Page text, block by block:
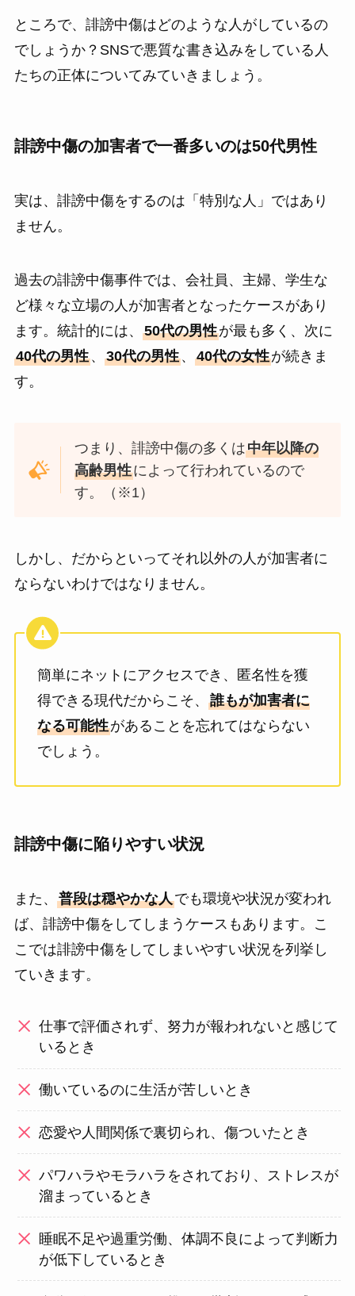
ところで、誹謗中傷はどのような人がしているの
でしょうか？SNSで悪質な書き込みをしている人
たちの正体についてみていきましょう。
誹謗中傷の加害者で一番多いのは50代男性
実は、誹謗中傷をするのは「特別な人」ではあり
ません。
過去の誹謗中傷事件では、会社員、主婦、学生な
ど様々な立場の人が加害者となったケースがあり
ます。統計的には、 50代の男性が最も多く、次に
40代の男性、 30代の男性、 40代の女性が続きま
す。
つまり、誹謗中傷の多くは中年以降の
高齢男性によって行われているので
す。（※1）
しかし、だからといってそれ以外の人が加害者に
ならないわけではなりません。
簡単にネットにアクセスでき、匿名性を獲
得できる現代だからこそ、 誰もが加害者に
なる可能性があることを忘れてはならない
でしょう。
誹謗中傷に陥りやすい状況
また、 普段は穏やかな人でも環境や状況が変われ
ば、誹謗中傷をしてしまうケースもあります。こ
こでは誹謗中傷をしてしまいやすい状況を列挙し
ていきます。
仕事で評価されず、努力が報われないと感じて
いるとき
働いているのに生活が苦しいとき
恋愛や人間関係で裏切られ、傷ついたとき
パワハラやモラハラをされており、ストレスが
溜まっているとき
睡眠不足や過重労働、体調不良によって判断力
が低下しているとき